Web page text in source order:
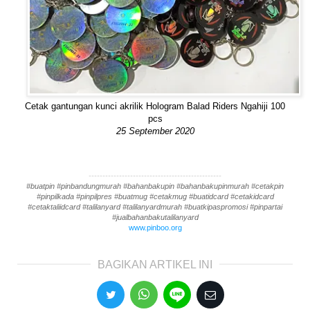
Cetak gantungan kunci akrilik Hologram Balad Riders Ngahiji 100
pcs
25 September 2020
------------------------------------------------
#buatpin #pinbandungmurah #bahanbakupin #bahanbakupinmurah #cetakpin
#pinpilkada #pinpilpres #buatmug #cetakmug #buatidcard #cetakidcard
#cetaktaliidcard #talilanyard #talilanyardmurah #buatkipaspromosi #pinpartai
#jualbahanbakutalilanyard
www.pinboo.org
BAGIKAN ARTIKEL INI